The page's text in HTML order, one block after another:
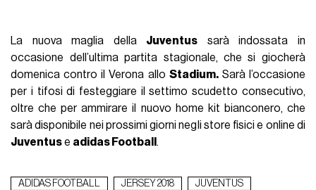
La nuova maglia della Juventus sarà indossata in
occasione dell’ultima partita stagionale, che si giocherà
domenica contro il Verona allo Stadium.Sarà l’occasione
per i tifosi di festeggiare il settimo scudetto consecutivo,
oltre che per ammirare il nuovo home kit bianconero, che
sarà disponibile nei prossimi giorni negli store fisici e online di
Juventuse adidas Football.
ADIDAS FOOTBALL JERSEY 2018 JUVENTUS